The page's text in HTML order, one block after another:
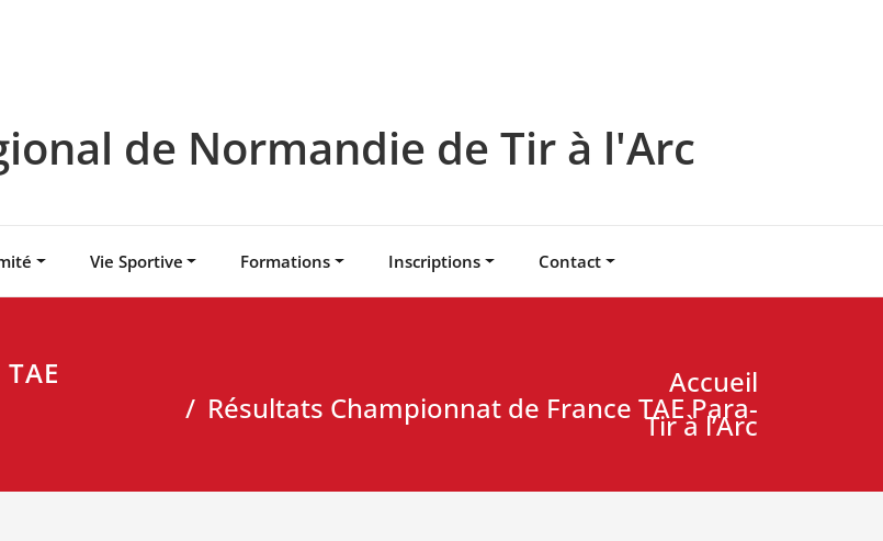
de Normandie de Tir à l'Arc
Vie Sportive Formations Inscriptions Contact
Accueil
Résultats Championnat de France TAE Para-
Tir à l’Arc